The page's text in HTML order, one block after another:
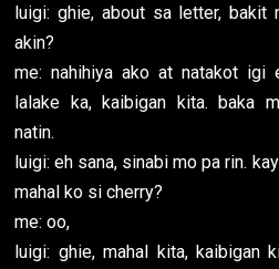
luigi: ghie, about sa letter, bakit
akin?
me: nahihiya ako at natakot igi
lalake ka, kaibigan kita. baka
natin.
luigi: eh sana, sinabi mo pa rin.
mahal ko si cherry?
me: oo,
luigi: ghie, mahal kita, kaibigan